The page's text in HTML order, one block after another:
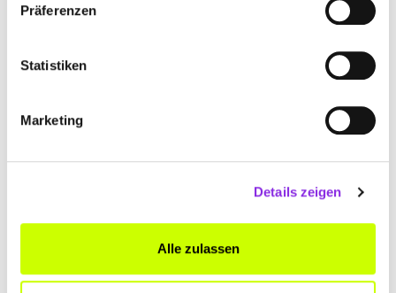
Präferenzen
Statistiken
Marketing
Details zeigen
Alle zulassen
+4967629634705
www.ariston-pitstop.de
PIZZERIA AMALIENLUST DA TOMMASO
Teichweg 11| 55606 Kirn Nahe DE